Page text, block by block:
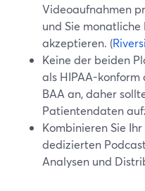
Videoaufnahmen
und Sie
akzeptieren. (
Keine der beiden
als HIPAA-
BAA an, daher
Patientendaten
Kombinieren Sie
dedizierten
Analysen und